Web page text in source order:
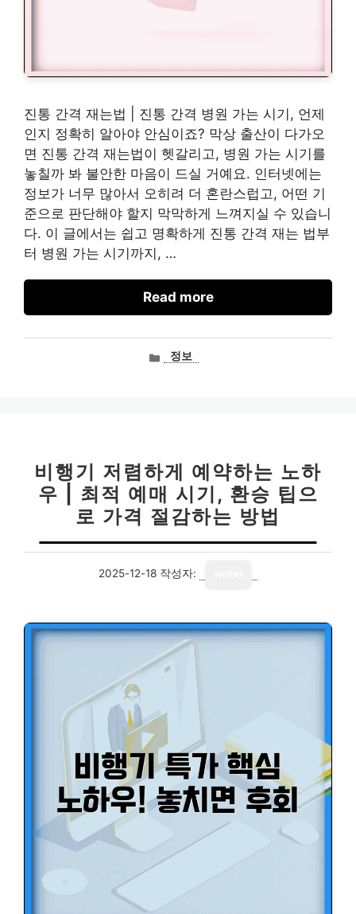
진통 간격 재는법 | 진통 간격 병원 가는 시기, 언제
인지 정확히 알아야 안심이죠? 막상 출산이 다가오
면 진통 간격 재는법이 헷갈리고, 병원 가는 시기를
놓칠까 봐 불안한 마음이 드실 거예요. 인터넷에는
정보가 너무 많아서 오히려 더 혼란스럽고, 어떤 기
준으로 판단해야 할지 막막하게 느껴지실 수 있습니
다. 이 글에서는 쉽고 명확하게 진통 간격 재는 법부
터 병원 가는 시기까지, …
Read more
카정보
비행기 저렴하게 예약하는 노하
우 | 최적 예매 시기, 환승 팁으
로 가격 절감하는 방법
2025-12-18 작성자: